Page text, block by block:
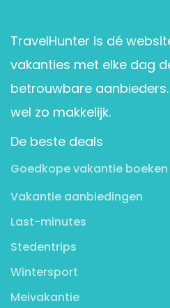
TravelHunter is dé
vakanties met elke dag
betrouwbare
wel zo makkelijk.
De beste deals
Goedkope vakantie boeken
Vakantie aanbiedingen
Last-minutes
Stedentrips
Wintersport
Meivakantie